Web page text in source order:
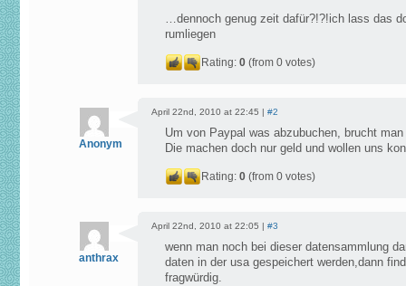
…dennoch genug zeit dafür?!?!ich lass das
rumliegen
Rating: 0 (from 0 votes)
Anonym
April 22nd, 2010 at 22:45 | #2
Um von Paypal was abzubuchen, brucht
Die machen doch nur geld und wollen uns
Rating: 0 (from 0 votes)
anthrax
April 22nd, 2010 at 22:05 | #3
wenn man noch bei dieser datensammlung
daten in der usa gespeichert werden,dann
fragwürdig.